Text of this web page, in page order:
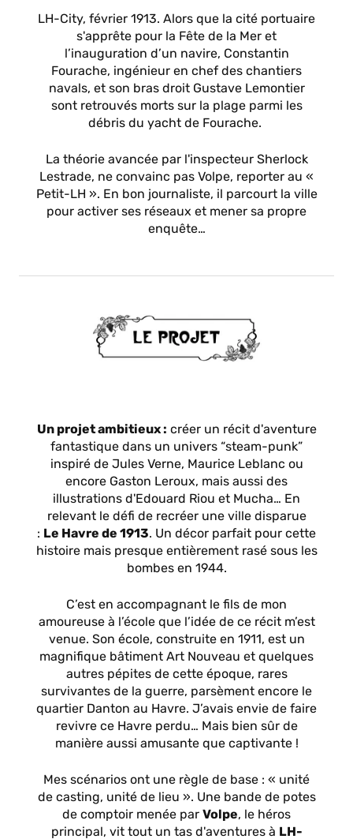
LH-City, février 1913. Alors que la cité portuaire
s'apprête pour la Fête de la Mer et
l’inauguration d’un navire, Constantin
Fourache, ingénieur en chef des chantiers
navals, et son bras droit Gustave Lemontier
sont retrouvés morts sur la plage parmi les
débris du yacht de Fourache.
La théorie avancée par l'inspecteur Sherlock
Lestrade, ne convainc pas Volpe, reporter au «
Petit-LH ». En bon journaliste, il parcourt la ville
pour activer ses réseaux et mener sa propre
enquête…
Un projet ambitieux : créer un récit d'aventure
fantastique dans un univers “steam-punk”
inspiré de Jules Verne, Maurice Leblanc ou
encore Gaston Leroux, mais aussi des
illustrations d'Edouard Riou et Mucha… En
relevant le défi de recréer une ville disparue
: Le Havre de 1913. Un décor parfait pour cette
histoire mais presque entièrement rasé sous les
bombes en 1944.
C’est en accompagnant le fils de mon
amoureuse à l’école que l’idée de ce récit m’est
venue. Son école, construite en 1911, est un
magnifique bâtiment Art Nouveau et quelques
autres pépites de cette époque, rares
survivantes de la guerre, parsèment encore le
quartier Danton au Havre. J’avais envie de faire
revivre ce Havre perdu… Mais bien sûr de
manière aussi amusante que captivante !
Mes scénarios ont une règle de base : « unité
de casting, unité de lieu ». Une bande de potes
de comptoir menée par Volpe, le héros
principal, vit tout un tas d'aventures à LH-